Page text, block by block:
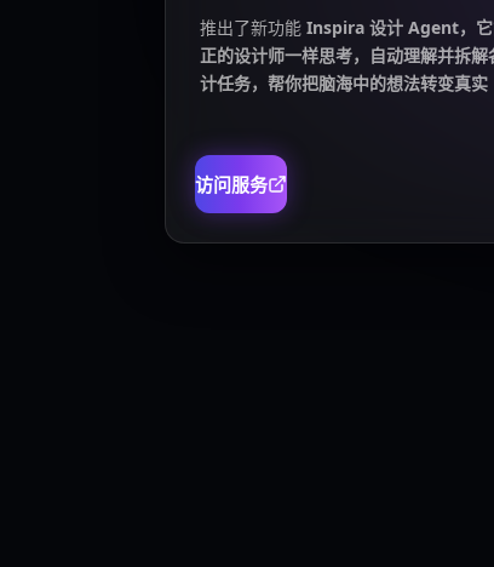
推出了新功能 Inspira 设计 Agent，
正的设计师一样思考，自动理解并拆解
计任务，帮你把脑海中的想法转变真实
访问服务